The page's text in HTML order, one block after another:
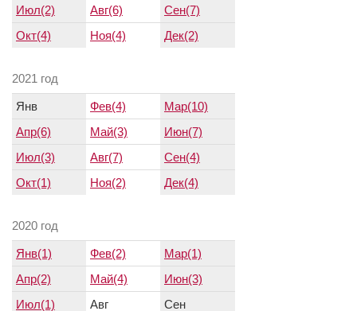
Июл(2)
Авг(6)
Сен(7)
Окт(4)
Ноя(4) Дек(2)
2021 год
Янв Фев(4)
Мар(10)
Апр(6)
Май(3)
Июн(7)
Июл(3)
Авг(7)
Сен(4)
Окт(1)
Ноя(2) Дек(4)
2020 год
Янв(1) Фев(2)
Мар(1)
Апр(2)
Май(4)
Июн(3)
Июл(1)
Авг
Сен